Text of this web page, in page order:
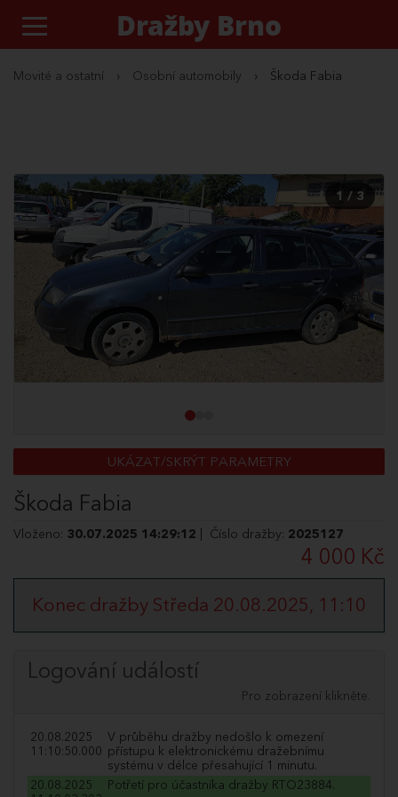
Dražby Brno
Movité a ostatní › Osobní automobily › Škoda Fabia
1 / 3
UKÁZAT/SKRÝT PARAMETRY
Škoda Fabia
Vloženo: 30.07.2025 14:29:12 | Číslo dražby: 2025127
4 000 Kč
Konec dražby Středa 20.08.2025, 11:10
Logování událostí
Pro zobrazení klikněte.
20.08.2025
11:10:50.000
V průběhu dražby nedošlo k omezení
přístupu k elektronickému dražebnímu
systému v délce přesahující 1 minutu.
20.08.2025
Potřetí pro účastníka dražby RTO23884.